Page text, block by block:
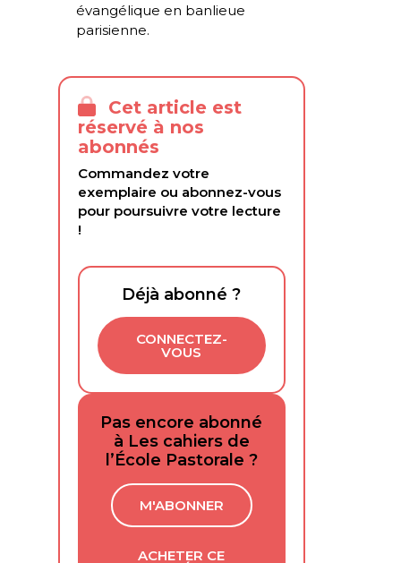
évangélique en banlieue
parisienne.
Cet article est
réservé à nos
abonnés
Commandez votre
exemplaire ou abonnez-vous
pour poursuivre votre lecture
!
Déjà abonné ?
CONNECTEZ-
VOUS
Pas encore abonné
à Les cahiers de
l’École Pastorale ?
M'ABONNER
ACHETER CE